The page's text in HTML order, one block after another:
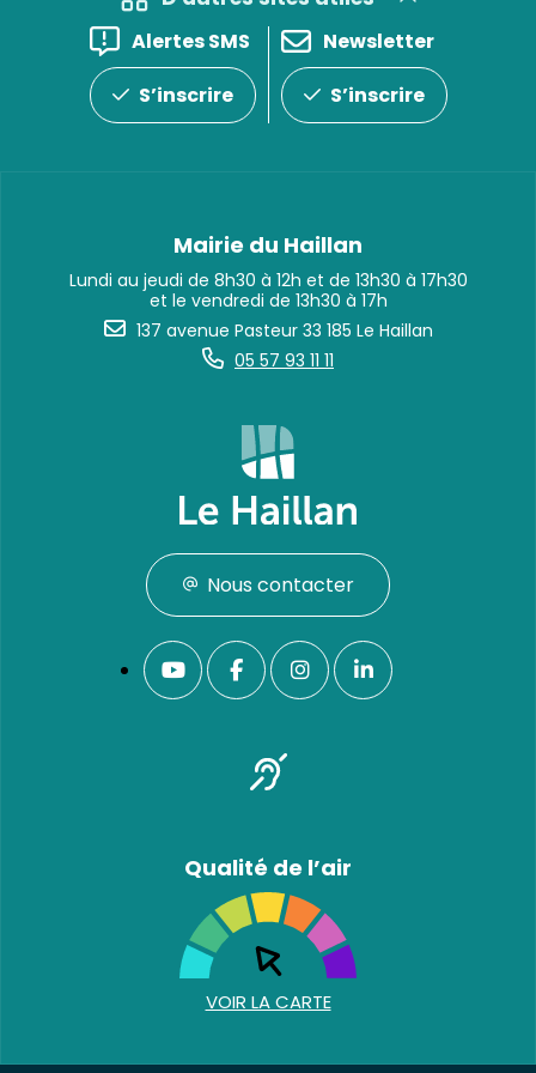
Alertes SMS
S’inscrire
Newsletter
S’inscrire
Mairie du Haillan
Lundi au jeudi de 8h30 à 12h et de 13h30 à 17h30
et le vendredi de 13h30 à 17h
137 avenue Pasteur 33 185 Le Haillan
05 57 93 11 11
Nous contacter
Qualité de l’air
VOIR LA CARTE